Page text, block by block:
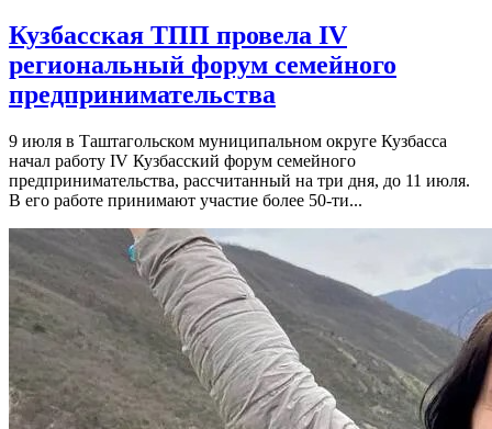
Кузбасская ТПП провела IV
региональный форум семейного
предпринимательства
9 июля в Таштагольском муниципальном округе Кузбасса
начал работу IV Кузбасский форум семейного
предпринимательства, рассчитанный на три дня, до 11 июля.
В его работе принимают участие более 50-ти...